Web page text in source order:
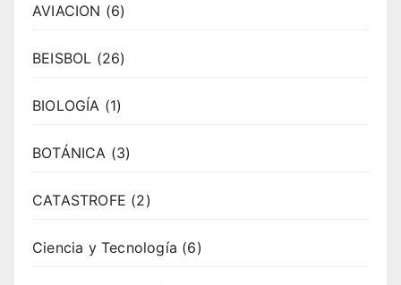
AVIACION (6)
BEISBOL (26)
BIOLOGÍA (1)
BOTÁNICA (3)
CATASTROFE (2)
Ciencia y Tecnología (6)